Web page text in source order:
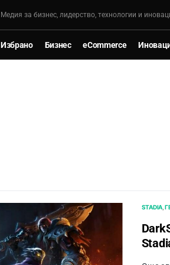
Mедия за бизнес, лидерство, технологии и
Избрано Бизнес eCommerce
STADIA